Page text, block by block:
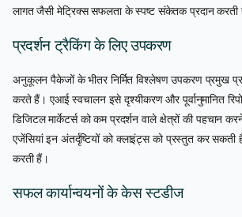
लागत जैसी मेट्रिक्स सफलता के स्पष्ट संकेतक प्रदान करती
प्रदर्शन ट्रैकिंग के लिए उपकरण
अनुकूलन पैकेजों के भीतर निर्मित विश्लेषण उपकरण प्रमुख
करते हैं। एआई स्वचालन इसे दृश्यीकरण और पूर्वानुमानित
डिजिटल मार्केटर्स को कम प्रदर्शन वाले क्षेत्रों की पहचान
एजेंसियां इन अंतर्दृष्टियों को क्लाइंट्स को प्रस्तुत कर सकती
करती हैं।
सफल कार्यान्वयनों के केस स्टडीज